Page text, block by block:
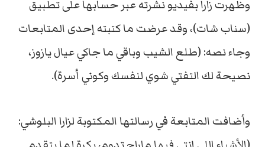
وظهرت زارا بفيديو نشرته عبر حسابها على تطبيق
(سناب شات)، وقد عرضت ما كتبته إحدى المتابعات
وجاء نصه: (طلع الشيب وباقي ما جاكي عيال يازوز،
نصيحة لك التفتي شوي لنفسك وكوني أسرة).
وأضافت المتابعة في رسالتها المكتوبة لزارا البلوشي: